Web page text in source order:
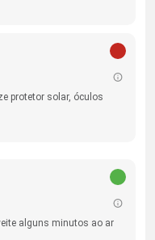
protetor solar, óculos
alguns minutos ao ar